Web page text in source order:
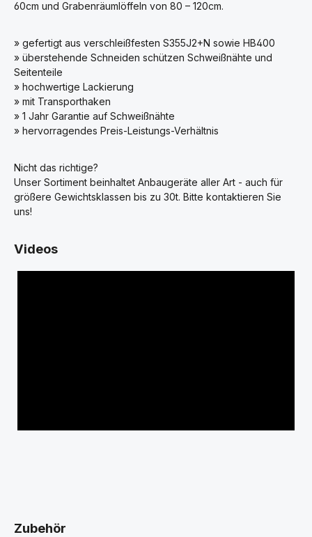
60cm und Grabenräumlöffeln von 80 – 120cm.
» gefertigt aus verschleißfesten S355J2+N sowie HB400
» überstehende Schneiden schützen Schweißnähte und
Seitenteile
» hochwertige Lackierung
» mit Transporthaken
» 1 Jahr Garantie auf Schweißnähte
» hervorragendes Preis-Leistungs-Verhältnis
Nicht das richtige?
Unser Sortiment beinhaltet Anbaugeräte aller Art - auch für
größere Gewichtsklassen bis zu 30t. Bitte kontaktieren Sie
uns!
Videos
Zubehör